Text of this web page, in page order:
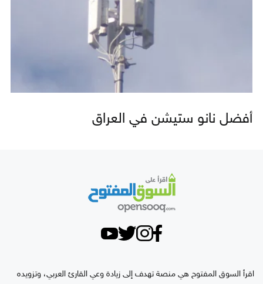
أفضل نانو ستيشن في العراق
اقرأ السوق المفتوح هي منصة تهدف إلى زيادة وعي القارئ العربي، وتزويده